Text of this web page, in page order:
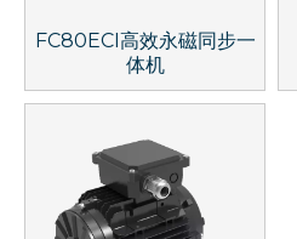
FC80ECI高效永磁同步一
体机